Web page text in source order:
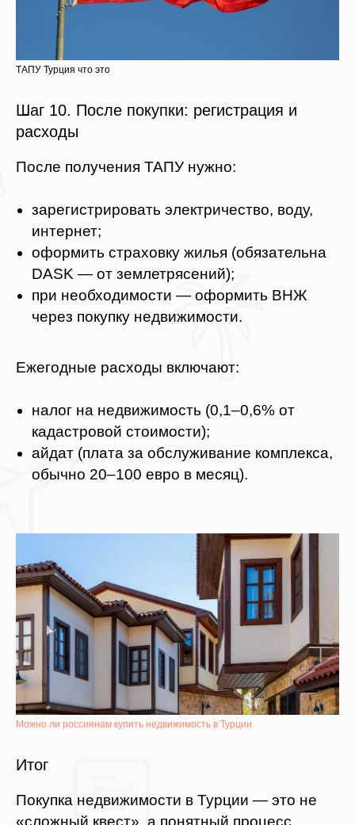
ТАПУ Турция что это
Шаг 10. После покупки: регистрация и
расходы
После получения ТАПУ нужно:
зарегистрировать электричество, воду,
интернет;
оформить страховку жилья (обязательна
DASK — от землетрясений);
при необходимости — оформить ВНЖ
через покупку недвижимости.
Ежегодные расходы включают:
налог на недвижимость (0,1–0,6% от
кадастровой стоимости);
айдат (плата за обслуживание комплекса,
обычно 20–100 евро в месяц).
Можно ли россиянам купить недвижимость в Турции
Итог
Покупка недвижимости в Турции — это не